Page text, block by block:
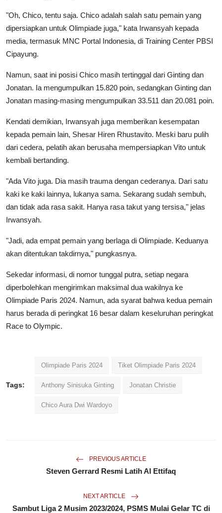
"Oh, Chico, tentu saja. Chico adalah salah satu pemain yang
dipersiapkan untuk Olimpiade juga," kata Irwansyah kepada
media, termasuk MNC Portal Indonesia, di Training Center PBSI
Cipayung.
Namun, saat ini posisi Chico masih tertinggal dari Ginting dan
Jonatan. Ia mengumpulkan 15.820 poin, sedangkan Ginting dan
Jonatan masing-masing mengumpulkan 33.511 dan 20.081 poin.
Kendati demikian, Irwansyah juga memberikan kesempatan
kepada pemain lain, Shesar Hiren Rhustavito. Meski baru pulih
dari cedera, pelatih akan berusaha mempersiapkan Vito untuk
kembali bertanding.
"Ada Vito juga. Dia masih trauma dengan cederanya. Dari satu
kaki ke kaki lainnya, lukanya sama. Sekarang sudah sembuh,
dan tidak ada rasa sakit. Hanya rasa takut yang tersisa," jelas
Irwansyah.
"Jadi, ada empat pemain yang berlaga di Olimpiade. Keduanya
akan ditentukan takdirnya," pungkasnya.
Sekedar informasi, di nomor tunggal putra, setiap negara
diperbolehkan mengirimkan maksimal dua wakilnya ke
Olimpiade Paris 2024. Namun, ada syarat bahwa kedua pemain
harus berada di peringkat 16 besar dalam keseluruhan peringkat
Race to Olympic.
Tags:
Olimpiade Paris 2024 Tiket Olimpiade Paris 2024
Anthony Sinisuka Ginting Jonatan Christie
Chico Aura Dwi Wardoyo
PREVIOUS ARTICLE
Steven Gerrard Resmi Latih Al Ettifaq
NEXT ARTICLE
Sambut Liga 2 Musim 2023/2024, PSMS Mulai Gelar TC di